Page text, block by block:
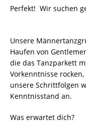
Perfekt! Wir suchen
Unsere
Haufen von
die das Tanzparkett
Vorkenntnisse
unsere Schrittfolgen
Kenntnisstand an.
Was erwartet dich?